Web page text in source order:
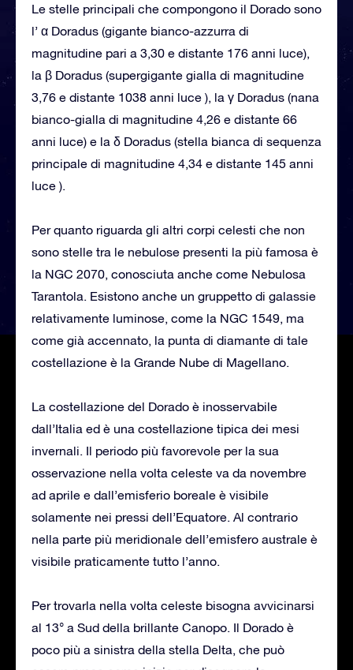
Le stelle principali che compongono il Dorado sono
l’ α Doradus (gigante bianco-azzurra di
magnitudine pari a 3,30 e distante 176 anni luce),
la β Doradus (supergigante gialla di magnitudine
3,76 e distante 1038 anni luce ), la γ Doradus (nana
bianco-gialla di magnitudine 4,26 e distante 66
anni luce) e la δ Doradus (stella bianca di sequenza
principale di magnitudine 4,34 e distante 145 anni
luce ).
Per quanto riguarda gli altri corpi celesti che non
sono stelle tra le nebulose presenti la più famosa è
la NGC 2070, conosciuta anche come Nebulosa
Tarantola. Esistono anche un gruppetto di galassie
relativamente luminose, come la NGC 1549, ma
come già accennato, la punta di diamante di tale
costellazione è la Grande Nube di Magellano.
La costellazione del Dorado è inosservabile
dall’Italia ed è una costellazione tipica dei mesi
invernali. Il periodo più favorevole per la sua
osservazione nella volta celeste va da novembre
ad aprile e dall’emisferio boreale è visibile
solamente nei pressi dell’Equatore. Al contrario
nella parte più meridionale dell’emisfero australe è
visibile praticamente tutto l’anno.
Per trovarla nella volta celeste bisogna avvicinarsi
al 13° a Sud della brillante Canopo. Il Dorado è
poco più a sinistra della stella Delta, che può